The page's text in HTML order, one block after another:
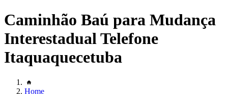
Caminhão Baú para Mudança
Interestadual Telefone
Itaquaquecetuba
Home